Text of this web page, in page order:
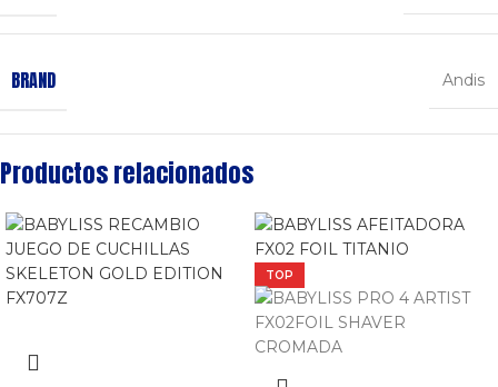
BRAND Andis
Productos relacionados
TOP